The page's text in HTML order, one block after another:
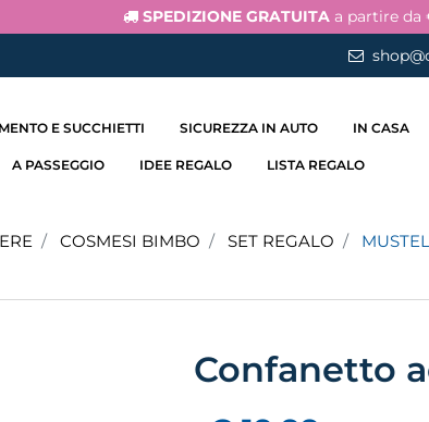
SPEDIZIONE GRATUITA a partire da
E SUCCHIETTI SICUREZZA IN AUTO IN CASA
A PASSEGGIO IDEE REGALO LISTA REGALO
COSMESI BIMBO SET REGALO
Confanetto